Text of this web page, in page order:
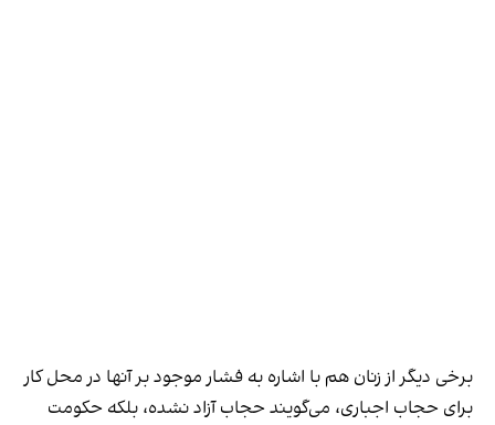
برخی دیگر از زنان هم با اشاره به فشار موجود بر آنها در محل کار
برای حجاب اجباری، می‌گویند حجاب آزاد نشده، بلکه حکومت